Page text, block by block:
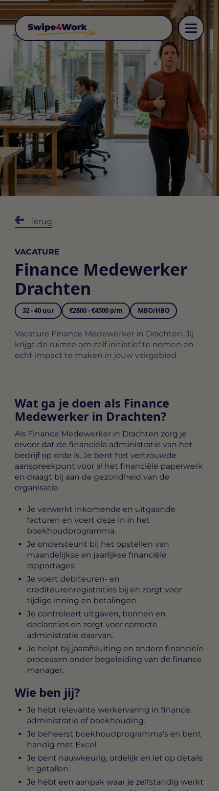
Terug
VACATURE
Finance Medewerker
Drachten
32 - 40 uur €2800 - €4500 p/m MBO/HBO
Vacature Finance Medewerker in Drachten. Jij
krijgt de ruimte om zelf initiatief te nemen en
echt impact te maken in jouw vakgebied.
Wat ga je doen als Finance
Medewerker in Drachten?
Als Finance Medewerker in Drachten zorg je
ervoor dat de financiële administratie van het
bedrijf op orde is. Je bent het vertrouwde
aanspreekpunt voor al het financiële paperwerk
en draagt bij aan de gezondheid van de
organisatie.
Je verwerkt inkomende en uitgaande
facturen en voert deze in in het
boekhoudprogramma.
Je ondersteunt bij het opstellen van
maandelijkse en jaarlijkse financiële
rapportages.
Je voert debiteuren- en
crediteurenregistraties bij en zorgt voor
tijdige inning en betalingen.
Je controleert uitgaven, bonnen en
declaraties en zorgt voor correcte
administratie daarvan.
Je helpt bij jaarafsluiting en andere financiële
processen onder begeleiding van de finance
manager.
Wie ben jij?
Je hebt relevante werkervaring in finance,
administratie of boekhouding.
Je beheerst boekhoudprogramma’s en bent
handig met Excel.
Je bent nauwkeurig, ordelijk en let op details
in getallen.
Je hebt een aanpak waar je zelfstandig werkt